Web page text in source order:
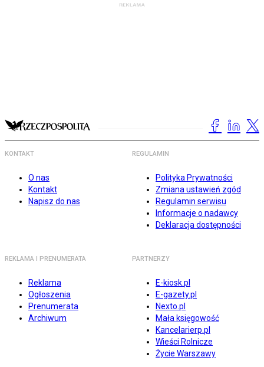
KONTAKT
O nas
Kontakt
Napisz do nas
REGULAMIN
Polityka Prywatności
Zmiana ustawień zgód
Regulamin serwisu
Informacje o nadawcy
Deklaracja dostępności
REKLAMA I PRENUMERATA
Reklama
Ogłoszenia
Prenumerata
Archiwum
PARTNERZY
E-kiosk.pl
E-gazety.pl
Nexto.pl
Mała księgowość
Kancelarierp.pl
Wieści Rolnicze
Życie Warszawy